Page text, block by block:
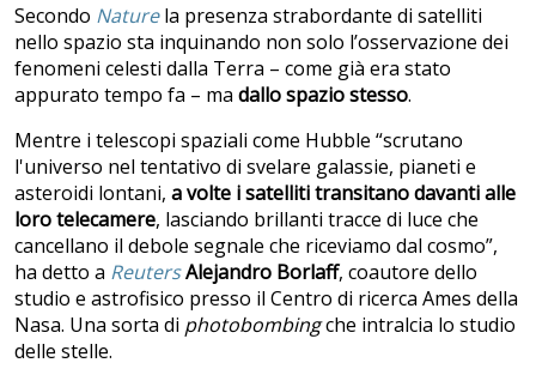
Secondo Naturela presenza strabordante di satelliti
nello spazio sta inquinando non solo l’osservazione dei
fenomeni celesti dalla Terra – come già era stato
appurato tempo fa – ma dallo spazio stesso.
Mentre i telescopi spaziali come Hubble “scrutano
l'universo nel tentativo di svelare galassie, pianeti e
asteroidi lontani, a volte i satelliti transitano davanti alle
loro telecamere, lasciando brillanti tracce di luce che
cancellano il debole segnale che riceviamo dal cosmo”,
ha detto a ReutersAlejandro Borlaff, coautore dello
studio e astrofisico presso il Centro di ricerca Ames della
Nasa. Una sorta di photobombingche intralcia lo studio
delle stelle.